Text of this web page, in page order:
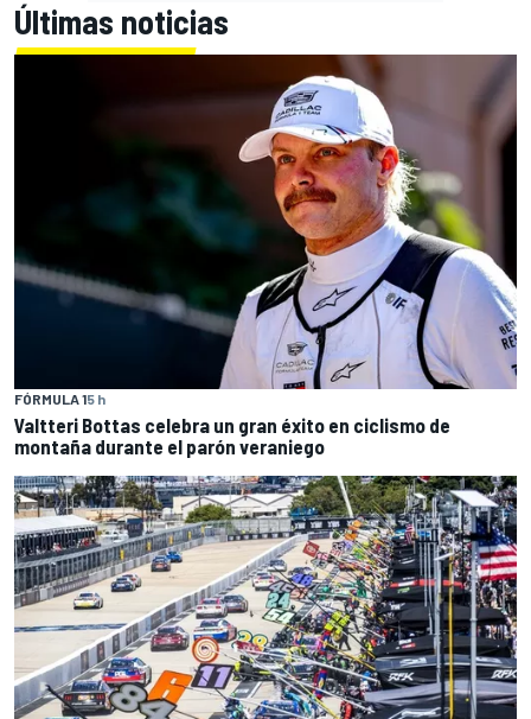
Últimas noticias
FÓRMULA 15 h
Valtteri Bottas celebra un gran éxito en ciclismo de
montaña durante el parón veraniego